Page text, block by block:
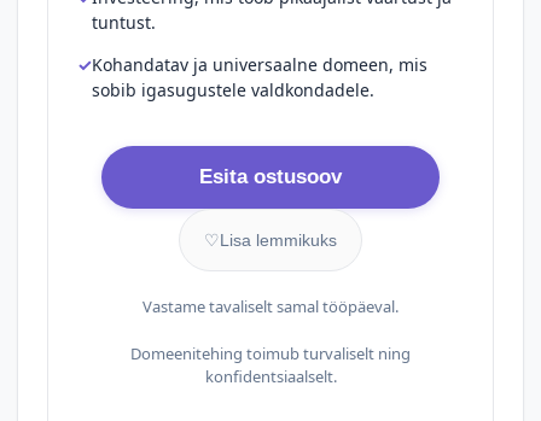
tuntust.
Kohandatav ja universaalne domeen, mis
sobib igasugustele valdkondadele.
Esita ostusoov
♡Lisa lemmikuks
Vastame tavaliselt samal tööpäeval.
Domeenitehing toimub turvaliselt ning
konfidentsiaalselt.